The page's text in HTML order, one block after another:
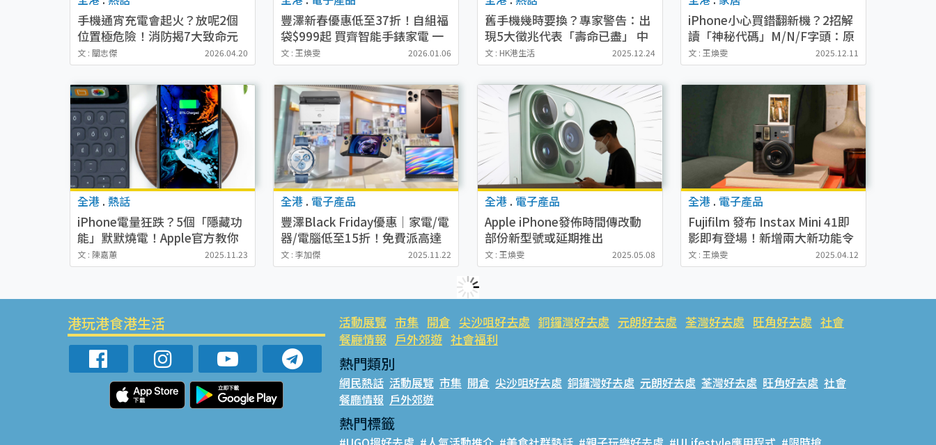
手機通宵充電會起火？放呢2個
位置極危險！消防揭7大致命元
凶 必學1個隱藏設定保命
文 : 關志傑 2026.04.20
豐澤新春優惠低至37折！自組福
袋$999起 買齊智能手錶家電 一
招慳足$8,700
文 : 王煥雯 2026.01.06
舊手機幾時要換？專家警告：出
現5大徵兆代表「壽命已盡」 中
呢項極危險：私隱任人睇
文 : HK港生活 2025.12.24
iPhone小心買錯翻新機？2招解
讀「神秘代碼」M/N/F字頭：原
來呢款零件非原裝
文 : 王煥雯 2025.12.11
全港 . 熱話
iPhone電量狂跌？5個「隱藏功
能」默默燒電！Apple官方教你
一鍵關閉設定續航力翻倍
文 : 陳嘉蕙 2025.11.23
全港 . 電子產品
豐澤Black Friday優惠｜家電/電
器/電腦低至15折！免費派高達
$220優惠券
文 : 李加傑 2025.11.22
全港 . 電子產品
Apple iPhone發佈時間傳改動
部份新型號或延期推出
文 : 王煥雯 2025.05.08
全港 . 電子產品
Fujifilm 發布 Instax Mini 41即
影即有登場！新增兩大新功能令
相片還原度更高
文 : 王煥雯 2025.04.12
港玩港食港生活 活動展覽 市集 開倉 尖沙咀好去處 銅鑼灣好去處 元朗好去處 荃灣好去處 旺角好去處 社會
餐廳情報 戶外郊遊 社會福利
熱門類別
網民熱話 活動展覽 市集 開倉 尖沙咀好去處 銅鑼灣好去處 元朗好去處 荃灣好去處 旺角好去處 社會
餐廳情報 戶外郊遊
熱門標籤